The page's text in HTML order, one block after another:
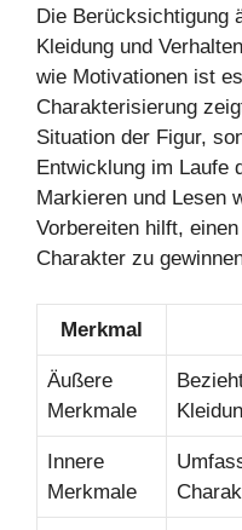
Die Berücksichtigung
Kleidung und
wie Motivationen ist
Charakterisierung
Situation der Figur,
Entwicklung im Laufe
Markieren und Lesen
Vorbereiten hilft,
Charakter zu
Merkmal
Äußere
Merkmale
Innere
Merkmale